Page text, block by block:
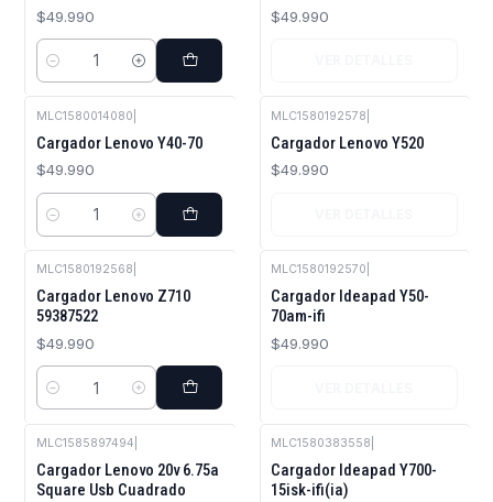
$49.990
Cantidad
$49.990
MLC1580014080
Cargador Lenovo Y40-70
$49.990
Cantidad
MLC1580192578
Cargador Lenovo Y520
$49.990
MLC1580192568
Cargador Lenovo Z710
59387522
$49.990
Cantidad
MLC1580192570
Cargador Ideapad Y50-
70am-ifi
$49.990
MLC1585897494
Cargador Lenovo 20v 6.75a
Square Usb Cuadrado
MLC1580383558
Cargador Ideapad Y700-
15isk-ifi(ia)